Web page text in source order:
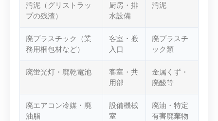
汚泥（グリストラッ
プの残渣）
厨房・排
水設備
汚泥
廃プラスチック（業
務用梱包材など）
客室・搬
入口
廃プラスチ
ック類
廃蛍光灯・廃乾電池
客室・共
用部
金属くず・
廃酸等
廃エアコン冷媒・廃
油脂
設備機械
室
廃油・特定
有害廃棄物